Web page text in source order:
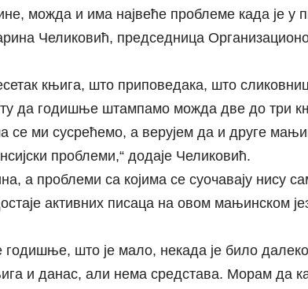
можда и има највеће проблеме када је у
Челиковић, председница
књига, што приповедака, што
да годишње штампамо можда две до три
се ми сусрећемо, а верујем да и друге
проблеми,“ додаје Челиковић.
а проблеми са којима се суочавају нису
активних писаца на овом мањинском
годишње, што је мало, некада је било
и данас, али нема средстава. Морам да